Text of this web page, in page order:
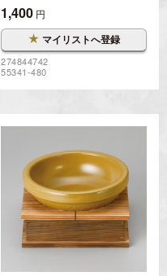
1,400 円
★ マイリストへ登録
274844742
55341-480